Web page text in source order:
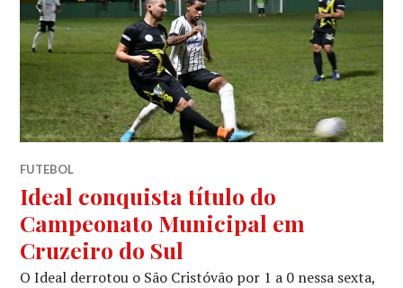
FUTEBOL
Ideal conquista título do
Campeonato Municipal em
Cruzeiro do Sul
O Ideal derrotou o São Cristóvão por 1 a 0 nessa sexta,